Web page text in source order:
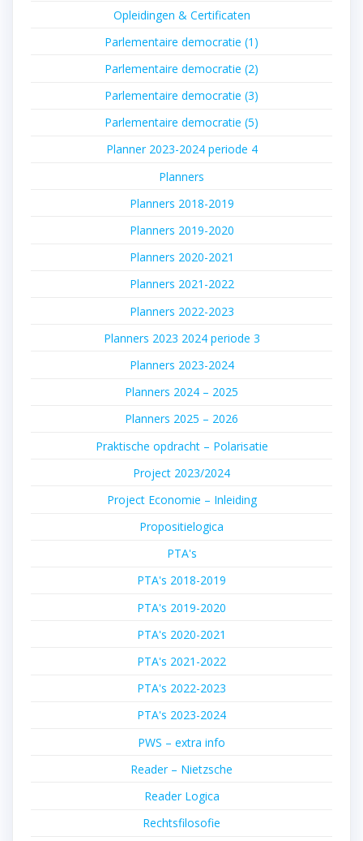
Opleidingen & Certificaten
Parlementaire democratie (1)
Parlementaire democratie (2)
Parlementaire democratie (3)
Parlementaire democratie (5)
Planner 2023-2024 periode 4
Planners
Planners 2018-2019
Planners 2019-2020
Planners 2020-2021
Planners 2021-2022
Planners 2022-2023
Planners 2023 2024 periode 3
Planners 2023-2024
Planners 2024 – 2025
Planners 2025 – 2026
Praktische opdracht – Polarisatie
Project 2023/2024
Project Economie – Inleiding
Propositielogica
PTA's
PTA's 2018-2019
PTA's 2019-2020
PTA's 2020-2021
PTA's 2021-2022
PTA's 2022-2023
PTA's 2023-2024
PWS – extra info
Reader – Nietzsche
Reader Logica
Rechtsfilosofie